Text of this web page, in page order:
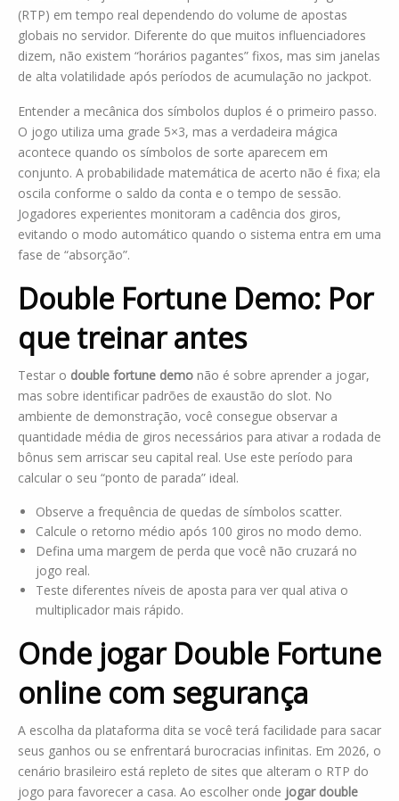
(RTP) em tempo real dependendo do volume de apostas
globais no servidor. Diferente do que muitos influenciadores
dizem, não existem “horários pagantes” fixos, mas sim janelas
de alta volatilidade após períodos de acumulação no jackpot.
Entender a mecânica dos símbolos duplos é o primeiro passo.
O jogo utiliza uma grade 5×3, mas a verdadeira mágica
acontece quando os símbolos de sorte aparecem em
conjunto. A probabilidade matemática de acerto não é fixa; ela
oscila conforme o saldo da conta e o tempo de sessão.
Jogadores experientes monitoram a cadência dos giros,
evitando o modo automático quando o sistema entra em uma
fase de “absorção”.
Double Fortune Demo: Por
que treinar antes
Testar o double fortune demo não é sobre aprender a jogar,
mas sobre identificar padrões de exaustão do slot. No
ambiente de demonstração, você consegue observar a
quantidade média de giros necessários para ativar a rodada de
bônus sem arriscar seu capital real. Use este período para
calcular o seu “ponto de parada” ideal.
Observe a frequência de quedas de símbolos scatter.
Calcule o retorno médio após 100 giros no modo demo.
Defina uma margem de perda que você não cruzará no
jogo real.
Teste diferentes níveis de aposta para ver qual ativa o
multiplicador mais rápido.
Onde jogar Double Fortune
online com segurança
A escolha da plataforma dita se você terá facilidade para sacar
seus ganhos ou se enfrentará burocracias infinitas. Em 2026, o
cenário brasileiro está repleto de sites que alteram o RTP do
jogo para favorecer a casa. Ao escolher onde jogar double